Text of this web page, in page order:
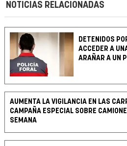
NOTICIAS RELACIONADAS
DETENIDOS
ACCEDER A
ARAÑAR A UN
AUMENTA LA VIGILANCIA EN LAS
CAMPAÑA ESPECIAL SOBRE
SEMANA